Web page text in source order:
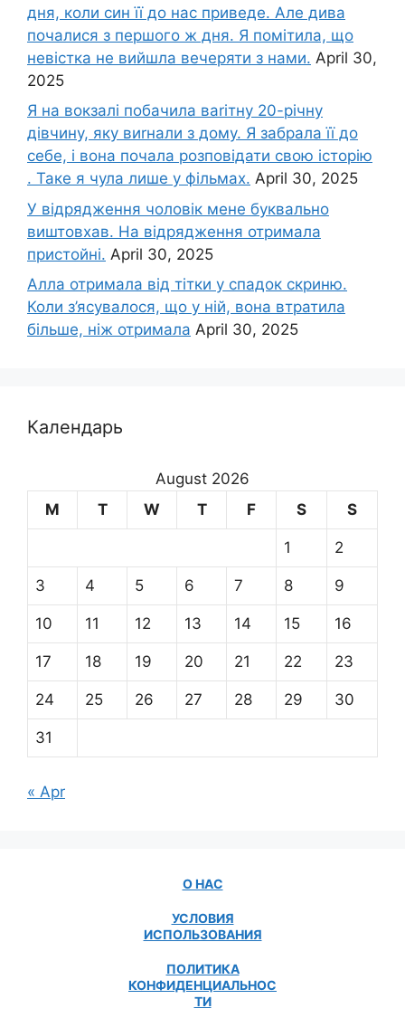
дня, коли син її до нас приведе. Але дива
почалися з першого ж дня. Я помітила, що
невістка не вийшла вечеряти з нами. April 30,
2025
Я на вокзалі побачила ваrітну 20-річну
дівчину, яку виrнали з дому. Я забрала її до
себе, і вона почала розповідати свою історію
. Таке я чула лише у фільмах. April 30, 2025
У відрядження чоловік мене буквально
виштовхав. На відрядження отримала
пристойні. April 30, 2025
Алла отримала від тітки у спадок скриню.
Коли з’ясувалося, що у ній, вона втратила
більше, ніж отримала April 30, 2025
Календарь
August 2026
M
T W T F S S
1 2
3 4 5 6 7 8 9
10 11 12 13 14 15 16
17 18 19 20 21 22 23
24 25 26 27 28 29 30
31
« Apr
О НАС
УСЛОВИЯ
ИСПОЛЬЗОВАНИЯ
ПОЛИТИКА
КОНФИДЕНЦИАЛЬНОС
ТИ